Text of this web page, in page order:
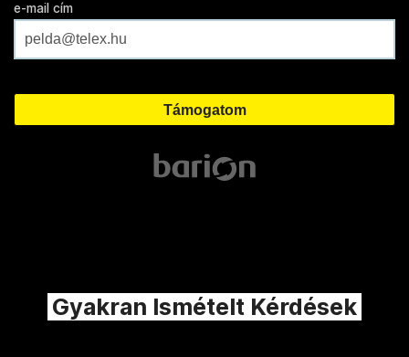
e-mail cím
Gyakran Ismételt Kérdések